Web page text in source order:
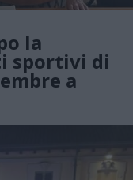
la
sportivi di
a